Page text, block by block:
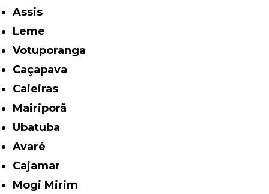
Assis
Leme
Votuporanga
Caçapava
Caieiras
Mairiporã
Ubatuba
Avaré
Cajamar
Mogi Mirim